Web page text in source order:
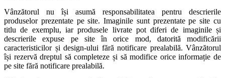
Vânzătorul nu își asumă responsabilitatea pentru descrierile
produselor prezentate pe site. Imaginile sunt prezentate pe site cu
titlu de exemplu, iar produsele livrate pot diferi de imaginile și
descrierile expuse pe site în orice mod, datorită modificării
caracteristicilor și design-ului fără notificare prealabilă. Vânzătorul
își rezervă dreptul să completeze și să modifice orice informație de
pe site fără notificare prealabilă.